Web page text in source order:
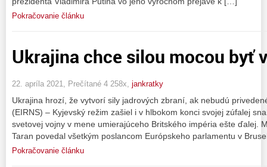
Pokračovanie článku
Ukrajina chce silou mocou byť
22. apríla 2021, Prečítané 4 258x, jankratky
Ukrajina hrozí, že vytvorí sily jadrových zbraní, ak nebudú
(EIRNS) – Kyjevský režim zašiel i v hlbokom konci svojej zúfalej
svetovej vojny v mene umierajúceho Britského impéria ešte ďalej.
Taran povedal všetkým poslancom Európskeho parlamentu v
Pokračovanie článku